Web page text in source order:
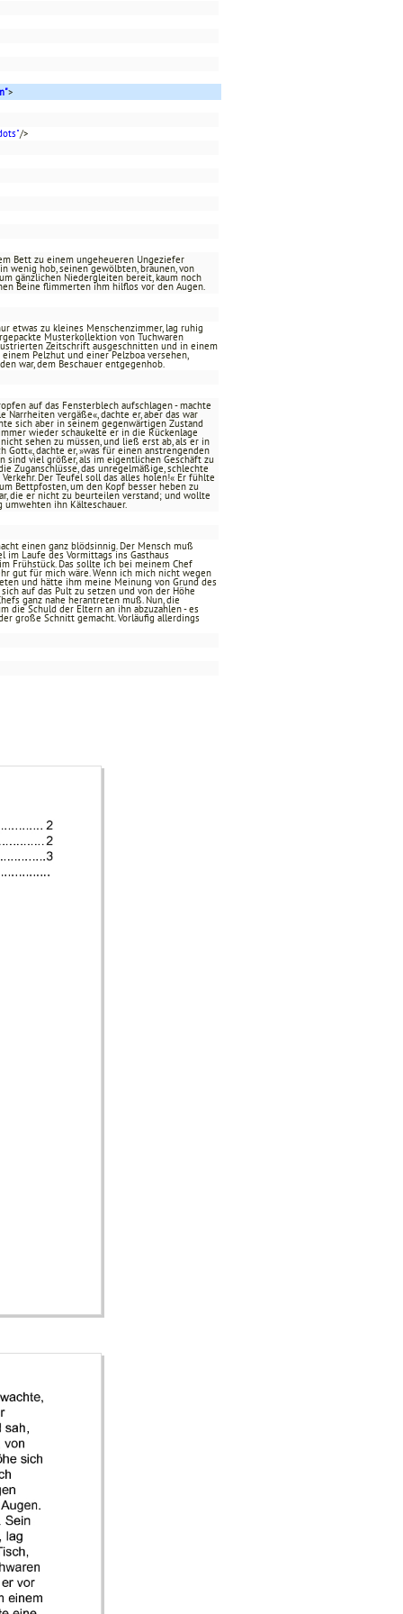
>
/>
Bett zu einem ungeheueren Ungeziefer
wenig hob, seinen gewölbten, braunen, von
gänzlichen Niedergleiten bereit, kaum noch
Beine flimmerten ihm hilflos vor den Augen.
etwas zu kleines Menschenzimmer, lag ruhig
Musterkollektion von Tuchwaren
Zeitschrift ausgeschnitten und in einem
Pelzhut und einer Pelzboa versehen,
war, dem Beschauer entgegenhob.
auf das Fensterblech aufschlagen - machte
vergäße«, dachte er, aber das war
sich aber in seinem gegenwärtigen Zustand
wieder schaukelte er in die Rückenlage
sehen zu müssen, und ließ erst ab, als er in
dachte er, »was für einen anstrengenden
sind viel größer, als im eigentlichen Geschäft zu
Zuganschlüsse, das unregelmäßige, schlechte
Der Teufel soll das alles holen!« Er fühlte
Bettpfosten, um den Kopf besser heben zu
die er nicht zu beurteilen verstand; und wollte
umwehten ihn Kälteschauer.
einen ganz blödsinnig. Der Mensch muß
im Laufe des Vormittags ins Gasthaus
Frühstück. Das sollte ich bei meinem Chef
gut für mich wäre. Wenn ich mich nicht wegen
und hätte ihm meine Meinung von Grund des
auf das Pult zu setzen und von der Höhe
ganz nahe herantreten muß. Nun, die
die Schuld der Eltern an ihn abzuzahlen - es
große Schnitt gemacht. Vorläufig allerdings